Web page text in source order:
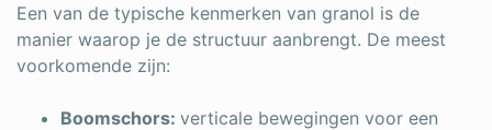
Een van de typische kenmerken van granol is de
manier waarop je de structuur aanbrengt. De meest
voorkomende zijn:
Boomschors: verticale bewegingen voor een